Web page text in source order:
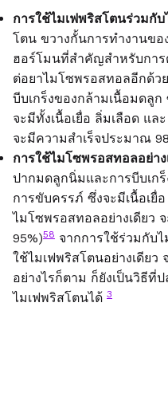
การใช้ไมเฟพริสโตนร่วมกั
โตน ขวางกั้นการทำงานขอ
ฮอร์โมนที่สำคัญสำหรับการ
ต่อยาไมโซพรอสทอลอีกด้ว
บีบเกร็งของกล้ามเนื้อมดลู
จะมีทั้งเนื้อเยื่อ ลิ่มเลือด แล
จะมีความสำเร็จประมาณ
การใช้ไมโซพรอสทอลอย่าง
ปากมดลูกนิ่มและการบีบเก
การขับครรภ์ ซึ่งจะมีเนื้อเยื่
ไมโซพรอสทอลอย่างเดียว
95%)58 จากการใช้ร่วมกับ
ใช้ไมเฟพริสโตนอย่างเดีย
อย่างไรก็ตาม ก็ยังเป็นวิธี
ไมเฟพริสโตนได้ 3